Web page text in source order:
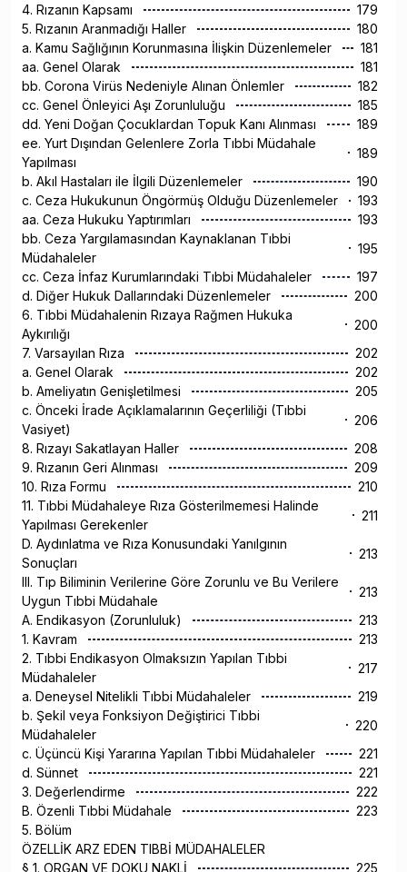
4. Rızanın Kapsamı
179
5. Rızanın Aranmadığı Haller
180
a. Kamu Sağlığının Korunmasına İlişkin Düzenlemeler
181
aa. Genel Olarak
181
bb. Corona Virüs Nedeniyle Alınan Önlemler
182
cc. Genel Önleyici Aşı Zorunluluğu
185
dd. Yeni Doğan Çocuklardan Topuk Kanı Alınması
189
ee. Yurt Dışından Gelenlere Zorla Tıbbi Müdahale
Yapılması
189
b. Akıl Hastaları ile İlgili Düzenlemeler
190
c. Ceza Hukukunun Öngörmüş Olduğu Düzenlemeler
193
aa. Ceza Hukuku Yaptırımları
193
bb. Ceza Yargılamasından Kaynaklanan Tıbbi
Müdahaleler
195
cc. Ceza İnfaz Kurumlarındaki Tıbbi Müdahaleler
197
d. Diğer Hukuk Dallarındaki Düzenlemeler
200
6. Tıbbi Müdahalenin Rızaya Rağmen Hukuka
Aykırılığı
200
7. Varsayılan Rıza
202
a. Genel Olarak
202
b. Ameliyatın Genişletilmesi
205
c. Önceki İrade Açıklamalarının Geçerliliği (Tıbbi
Vasiyet)
206
8. Rızayı Sakatlayan Haller
208
9. Rızanın Geri Alınması
209
10. Rıza Formu
210
11. Tıbbi Müdahaleye Rıza Gösterilmemesi Halinde
Yapılması Gerekenler
211
D. Aydınlatma ve Rıza Konusundaki Yanılgının
Sonuçları
213
III. Tıp Biliminin Verilerine Göre Zorunlu ve Bu Verilere
Uygun Tıbbi Müdahale
213
A. Endikasyon (Zorunluluk)
213
1. Kavram
213
2. Tıbbi Endikasyon Olmaksızın Yapılan Tıbbi
Müdahaleler
217
a. Deneysel Nitelikli Tıbbi Müdahaleler
219
b. Şekil veya Fonksiyon Değiştirici Tıbbi
Müdahaleler
220
c. Üçüncü Kişi Yararına Yapılan Tıbbi Müdahaleler
221
d. Sünnet
221
3. Değerlendirme
222
B. Özenli Tıbbi Müdahale
223
5. Bölüm
ÖZELLİK ARZ EDEN TIBBİ MÜDAHALELER
§ 1. ORGAN VE DOKU NAKLİ
225